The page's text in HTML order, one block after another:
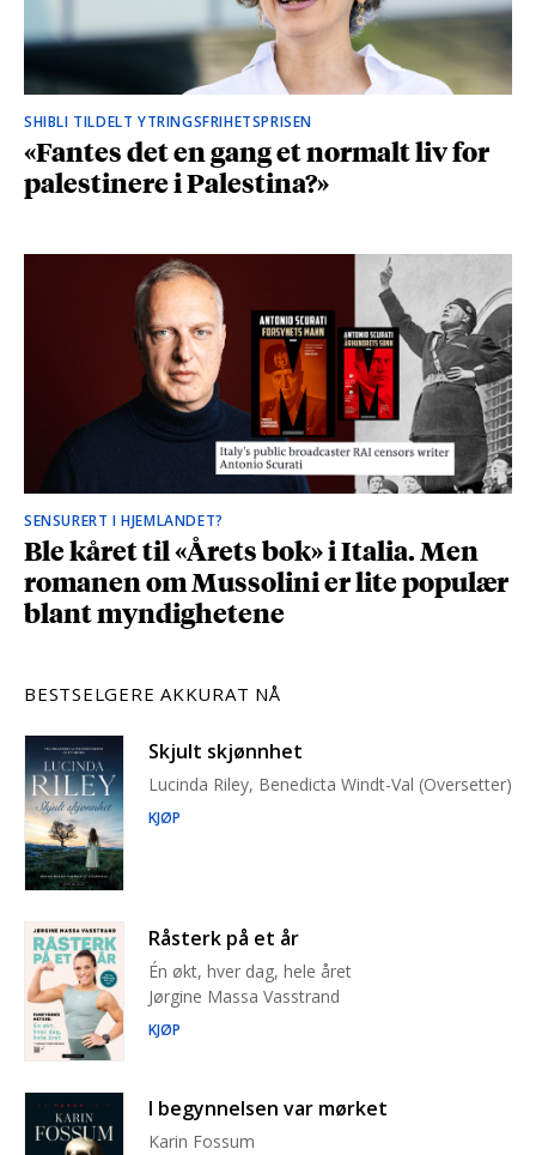
SHIBLI TILDELT YTRINGSFRIHETSPRISEN
«Fantes det en gang et normalt liv for
palestinere i Palestina?»
SENSURERT I HJEMLANDET?
Ble kåret til «Årets bok» i Italia. Men
romanen om Mussolini er lite populær
blant myndighetene
BESTSELGERE AKKURAT NÅ
Skjult skjønnhet
Lucinda Riley, Benedicta Windt-Val (Oversetter)
KJØP
Råsterk på et år
Én økt, hver dag, hele året
Jørgine Massa Vasstrand
KJØP
I begynnelsen var mørket
Karin Fossum